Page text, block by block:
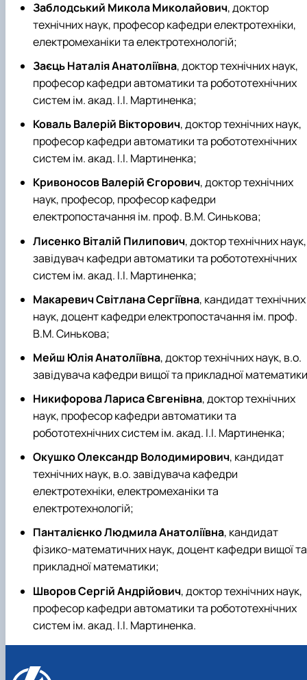
Заблодський Микола Миколайович, доктор
технічних наук, професор кафедри електротехніки,
електромеханіки та електротехнологій;
Заєць Наталія Анатоліївна, доктор технічних наук,
професор кафедри автоматики та робототехнічних
систем ім. акад. І.І. Мартиненка;
Коваль Валерій Вікторович, доктор технічних наук,
професор кафедри автоматики та робототехнічних
систем ім. акад. І.І. Мартиненка;
Кривоносов Валерій Єгорович, доктор технічних
наук, професор, професор кафедри
електропостачання ім. проф. В.М. Синькова;
Лисенко Віталій Пилипович, доктор технічних наук,
завідувач кафедри автоматики та робототехнічних
систем ім. акад. І.І. Мартиненка;
Макаревич Світлана Сергіївна, кандидат технічних
наук, доцент кафедри електропостачання ім. проф.
В.М. Синькова;
Мейш Юлія Анатоліївна, доктор технічних наук, в.о.
завідувача кафедри вищої та прикладної
Никифорова Лариса Євгенівна, доктор технічних
наук, професор кафедри автоматики та
робототехнічних систем ім. акад. І.І. Мартиненка;
Окушко Олександр Володимирович, кандидат
технічних наук, в.о. завідувача кафедри
електротехніки, електромеханіки та
електротехнологій;
Панталієнко Людмила Анатоліївна, кандидат
фізико-математичних наук, доцент кафедри вищої та
прикладної математики;
Шворов Сергій Андрійович, доктор технічних наук,
професор кафедри автоматики та робототехнічних
систем ім. акад. І.І. Мартиненка.